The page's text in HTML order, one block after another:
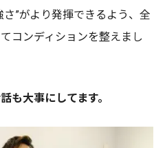
”がより発揮できるよう、全
コンディションを整えまし
も大事にしてます。